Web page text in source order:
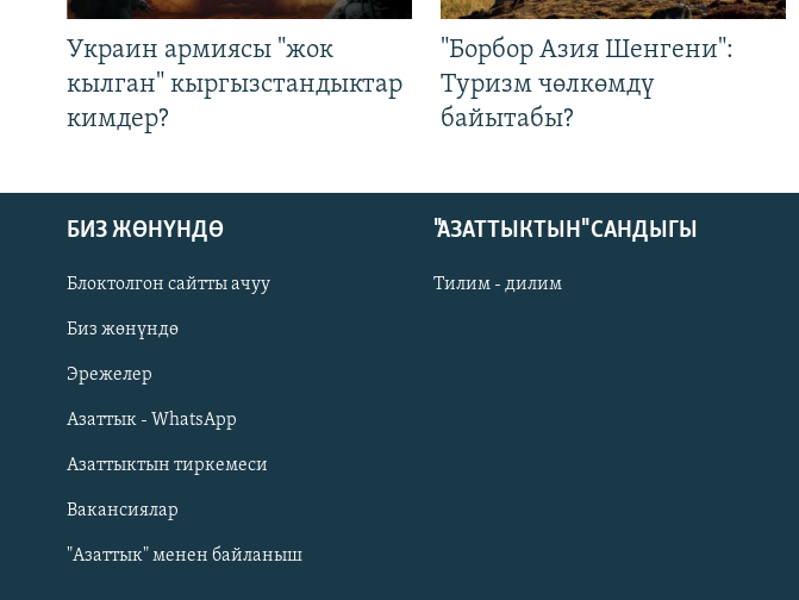
Русский
ОНЛАЙН ШЕРИНЕ
Украин армиясы "жок
кылган" кыргызстандыктар
кимдер?
"Борбор Азия Шенгени":
Туризм чөлкөмдү
байытабы?
БИЗ ЖӨНҮНДӨ
Блоктолгон сайтты ачуу
Биз жөнүндө
Эрежелер
Азаттык - WhatsApp
Азаттыктын тиркемеси
Вакансиялар
"Азаттык" менен байланыш
"АЗАТТЫКТЫН" САНДЫГЫ
Тилим - дилим